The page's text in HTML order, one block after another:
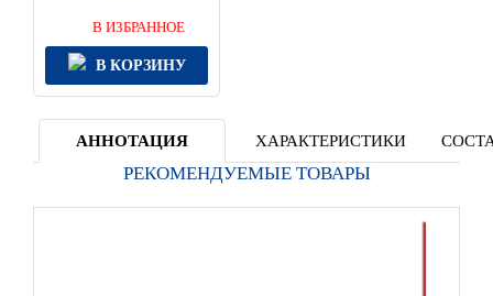
В ИЗБРАННОЕ
В КОРЗИНУ
АННОТАЦИЯ ХАРАКТЕРИСТИКИ
РЕКОМЕНДУЕМЫЕ ТОВАРЫ